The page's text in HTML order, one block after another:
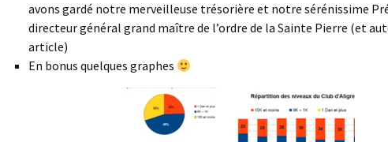
avons gardé notre merveilleuse trésorière et notre sérénissime
directeur général grand maître de l’ordre de la Sainte Pierre (et
article)
En bonus quelques graphes